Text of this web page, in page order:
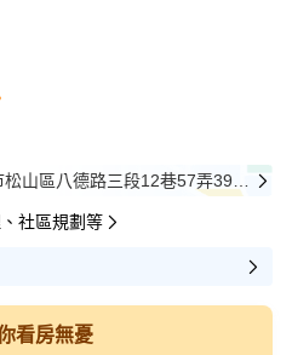
山區八德路三段12巷57弄39號之5
社區規劃等
看房無憂